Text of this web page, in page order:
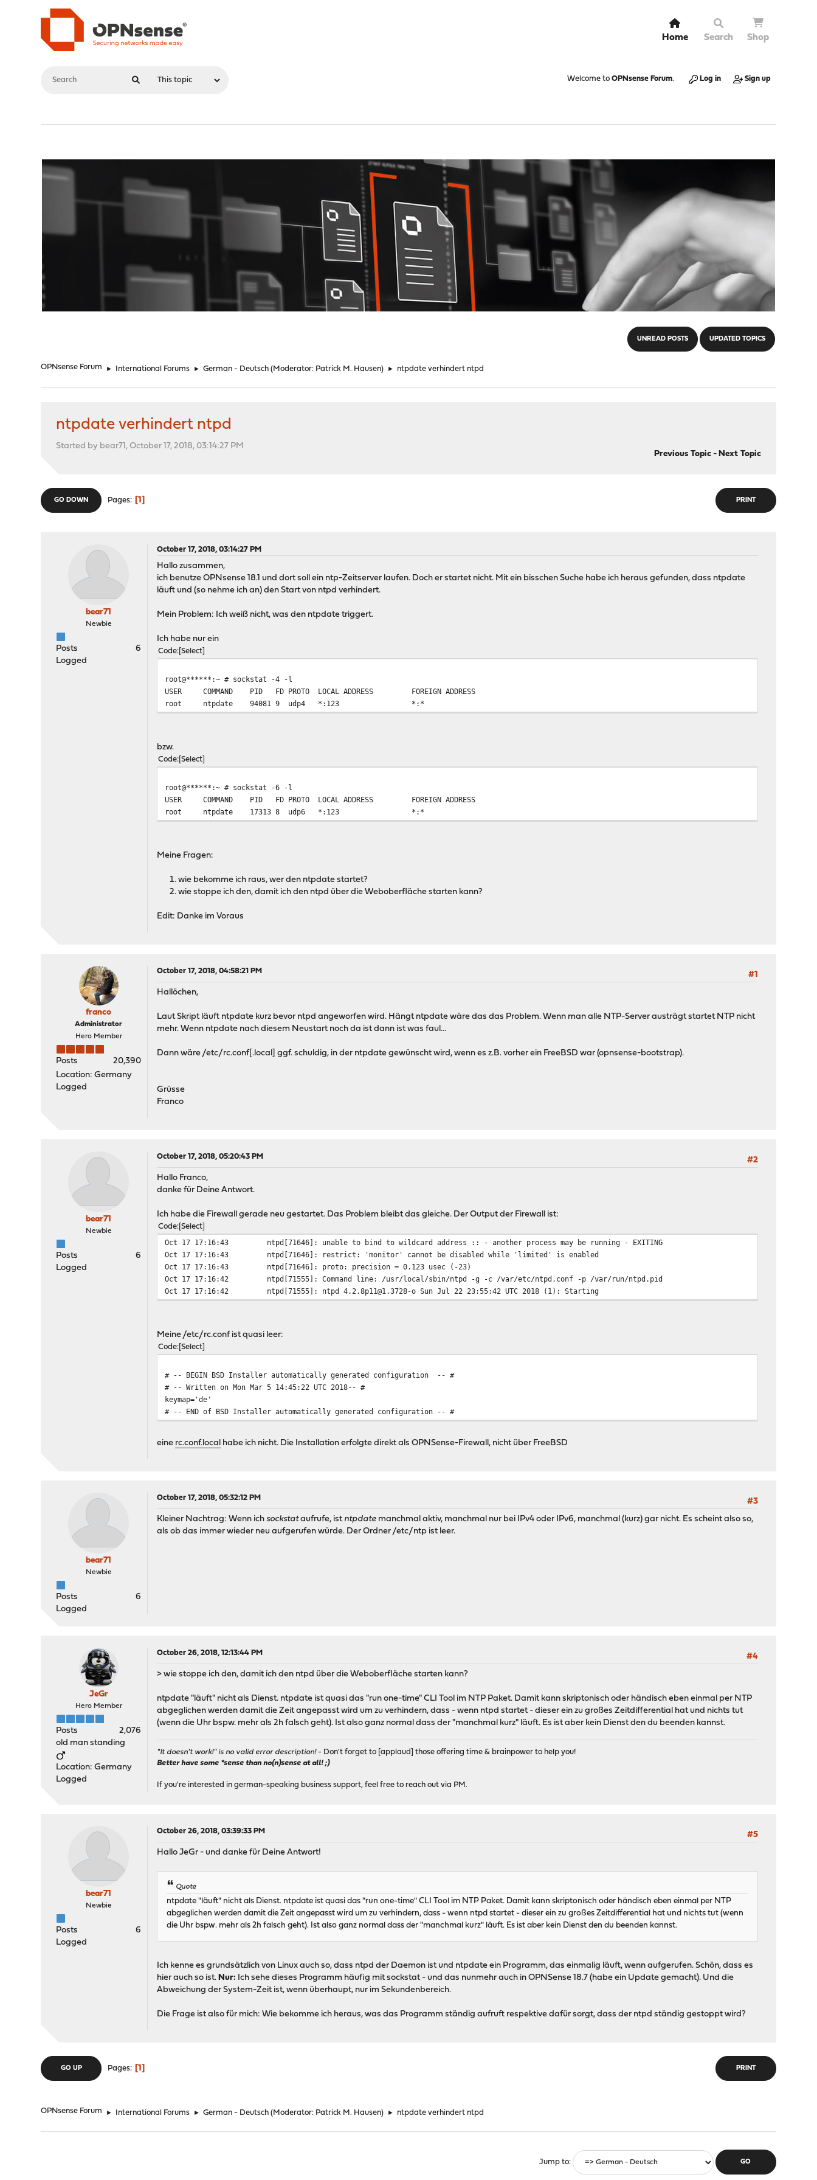
Home Search Shop
Welcome to OPNsense Forum. Log in Sign up
UNREAD POSTS UPDATED TOPICS
OPNsense Forum ► International Forums ► German - Deutsch (Moderator: Patrick M. Hausen) ► ntpdate verhindert ntpd
ntpdate verhindert ntpd
Started by bear71, October 17, 2018, 03:14:27 PM
Previous Topic- Next Topic
PRINT
GO DOWN Pages 1
bear71
Newbie
Posts
6
Logged
October 17, 2018, 03:14:27 PM
Hallo zusammen,
ich benutze OPNsense 18.1 und dort soll ein ntp-Zeitserver laufen. Doch er startet nicht. Mit ein bisschen Suche habe ich heraus gefunden, dass ntpdate
läuft und (so nehme ich an) den Start von ntpd verhindert.
Mein Problem: Ich weiß nicht, was den ntpdate triggert.
Ich habe nur ein
Code Select
root@******:~ # sockstat -4 -l
USER COMMAND PID FD PROTO LOCAL ADDRESS FOREIGN ADDRESS
root ntpdate 94081 9 udp4 *:123 *:*
bzw.
Code Select
root@******:~ # sockstat -6 -l
USER COMMAND PID FD PROTO LOCAL ADDRESS FOREIGN ADDRESS
root ntpdate 17313 8 udp6 *:123 *:*
Meine Fragen:
wie bekomme ich raus, wer den ntpdate startet?
wie stoppe ich den, damit ich den ntpd über die Weboberfläche starten kann?
Edit: Danke im Voraus
franco
Administrator
Hero Member
Posts
20,390
Location: Germany
Logged
October 17, 2018, 04:58:21 PM
#1
Hallöchen,
Laut Skript läuft ntpdate kurz bevor ntpd angeworfen wird. Hängt ntpdate wäre das das Problem. Wenn man alle NTP-Server austrägt startet NTP nicht
mehr. Wenn ntpdate nach diesem Neustart noch da ist dann ist was faul...
Dann wäre /etc/rc.conf[.local] ggf. schuldig, in der ntpdate gewünscht wird, wenn es z.B. vorher ein FreeBSD war (opnsense-bootstrap).
Grüsse
Franco
bear71
Newbie
Posts
6
Logged
October 17, 2018, 05:20:43 PM
#2
Hallo Franco,
danke für Deine Antwort.
Ich habe die Firewall gerade neu gestartet. Das Problem bleibt das gleiche. Der Output der Firewall ist:
Code Select
Oct 17 17:16:43
ntpd[71646]: unable to bind to wildcard address :: - another process may be running - EXITING
Oct 17 17:16:43
ntpd[71646]: restrict: 'monitor' cannot be disabled while 'limited' is enabled
Oct 17 17:16:43
ntpd[71646]: proto: precision = 0.123 usec (-23)
Oct 17 17:16:42
ntpd[71555]: Command line: /usr/local/sbin/ntpd -g -c /var/etc/ntpd.conf -p /var/run/ntpd.pid
Oct 17 17:16:42
ntpd[71555]: ntpd 4.2.8p11@1.3728-o Sun Jul 22 23:55:42 UTC 2018 (1): Starting
Meine /etc/rc.conf ist quasi leer:
Code Select
# -- BEGIN BSD Installer automatically generated configuration -- #
# -- Written on Mon Mar 5 14:45:22 UTC 2018-- #
keymap='de'
# -- END of BSD Installer automatically generated configuration -- #
eine rc.conf.local habe ich nicht. Die Installation erfolgte direkt als OPNSense-Firewall, nicht über FreeBSD
bear71
Newbie
Posts
6
Logged
October 17, 2018, 05:32:12 PM
#3
Kleiner Nachtrag: Wenn ichsockstataufrufe, ist ntpdate manchmal aktiv, manchmal nur bei IPv4 oder IPv6, manchmal (kurz) gar nicht. Es scheint also so,
als ob das immer wieder neu aufgerufen würde. Der Ordner /etc/ntp ist leer.
JeGr
Hero Member
Posts
2,076
old man standing
Location: Germany
Logged
October 26, 2018, 12:13:44 PM
#4
> wie stoppe ich den, damit ich den ntpd über die Weboberfläche starten kann?
ntpdate "läuft" nicht als Dienst. ntpdate ist quasi das "run one-time" CLI Tool im NTP Paket. Damit kann skriptonisch oder händisch eben einmal per NTP
abgeglichen werden damit die Zeit angepasst wird um zu verhindern, dass - wenn ntpd startet - dieser ein zu großes Zeitdifferential hat und nichts tut
(wenn die Uhr bspw. mehr als 2h falsch geht). Ist also ganz normal dass der "manchmal kurz" läuft. Es ist aber kein Dienst den du beenden kannst.
"It doesn't work!" is no valid error description!- Don't forget to [applaud] those offering time & brainpower to help you!
Better have some *sense than no(n)sense at all! ;)
If you're interested in german-speaking business support, feel free to reach out via PM.
bear71
Newbie
Posts
6
Logged
October 26, 2018, 03:39:33 PM
#5
Hallo JeGr - und danke für Deine Antwort!
Quote
ntpdate "läuft" nicht als Dienst. ntpdate ist quasi das "run one-time" CLI Tool im NTP Paket. Damit kann skriptonisch oder händisch eben einmal per NTP
abgeglichen werden damit die Zeit angepasst wird um zu verhindern, dass - wenn ntpd startet - dieser ein zu großes Zeitdifferential hat und nichts tut (wenn
die Uhr bspw. mehr als 2h falsch geht). Ist also ganz normal dass der "manchmal kurz" läuft. Es ist aber kein Dienst den du beenden kannst.
Ich kenne es grundsätzlich von Linux auch so, dass ntpd der Daemon ist und ntpdate ein Programm, das einmalig läuft, wenn aufgerufen. Schön, dass es
hier auch so ist.Nur: Ich sehe dieses Programm häufig mit sockstat - und das nunmehr auch in OPNSense 18.7 (habe ein Update gemacht). Und die
Abweichung der System-Zeit ist, wenn überhaupt, nur im Sekundenbereich.
Die Frage ist also für mich: Wie bekomme ich heraus, was das Programm ständig aufruft respektive dafür sorgt, dass der ntpd ständig gestoppt wird?
PRINT
GO UP Pages 1
OPNsense Forum ► International Forums ► German - Deutsch (Moderator: Patrick M. Hausen) ► ntpdate verhindert ntpd
Jump to